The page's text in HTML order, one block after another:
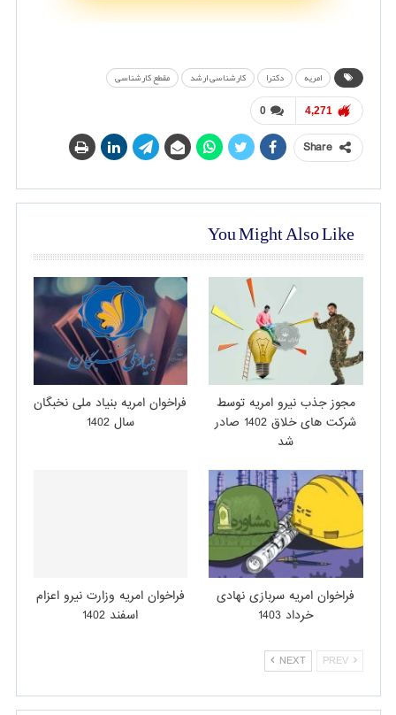
امریه دکترا کارشناسی ارشد مقطع کارشناسی
0 4,271
Share
You Might Also Like
مجوز جذب نیرو امریه توسط
شرکت های خلاق 1402 صادر
شد
فراخوان امریه بنیاد ملی نخبگان
سال 1402
فراخوان امریه سربازی نهادی
خرداد 1403
فراخوان امریه وزارت نیرو اعزام
اسفند 1402
PREV
NEXT